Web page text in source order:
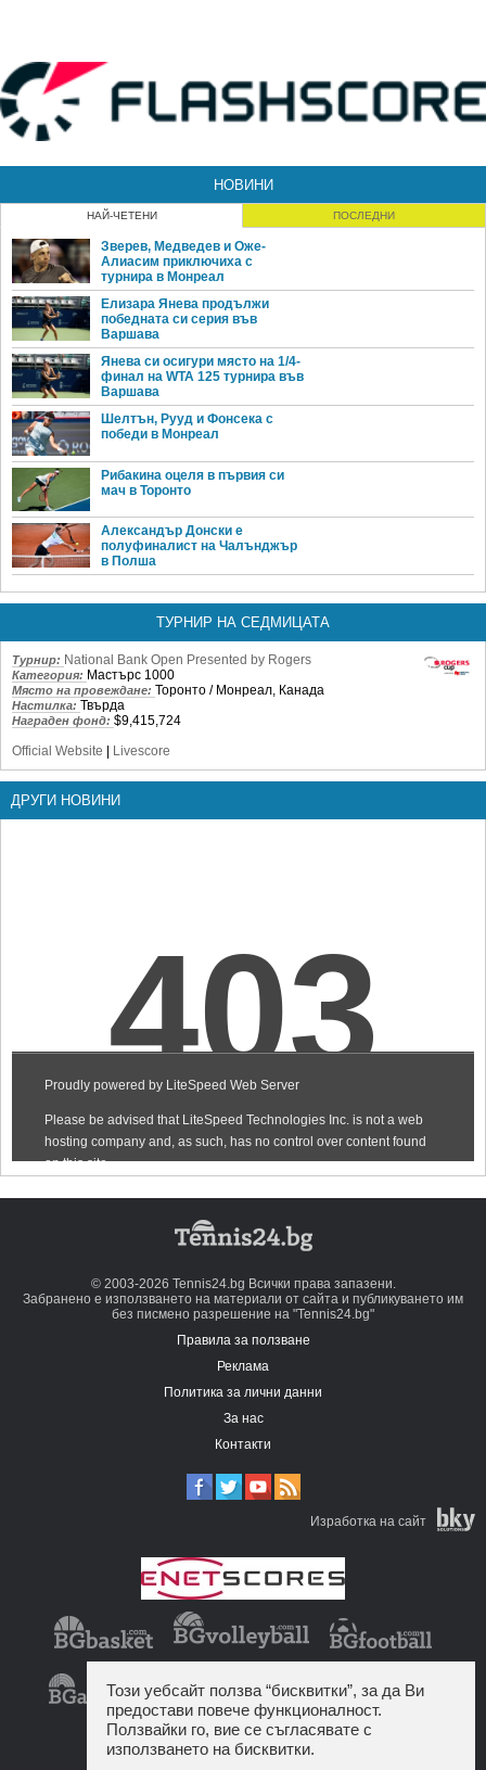
НОВИНИ
НАЙ-ЧЕТЕНИ ПОСЛЕДНИ
Зверев, Медведев и Оже-
Алиасим приключиха с
турнира в Монреал
Елизара Янева продължи
победната си серия във
Варшава
Янева си осигури място на 1/4-
финал на WTA 125 турнира във
Варшава
Шелтън, Рууд и Фонсека с
победи в Монреал
Рибакина оцеля в първия си
мач в Торонто
Александър Донски е
полуфиналист на Чалънджър
в Полша
ТУРНИР НА СЕДМИЦАТА
Турнир: National Bank Open Presented by Rogers
Категория: Мастърс 1000
Място на провеждане: Торонто / Монреал, Канада
Настилка: Твърда
Награден фонд: $9,415,724
Official Website
Livescore
ДРУГИ НОВИНИ
© 2003-2026 Tennis24.bg Всички права запазени.
Забранено е използването на материали от сайта и публикуването им
без писмено разрешение на "Tennis24.bg"
Правила за ползване
Реклама
Политика за лични данни
За нас
Контакти
Изработка на сайт
Този уебсайт ползва “бисквитки”, за да Ви
предостави повече функционалност.
Ползвайки го, вие се съгласявате с
използването на бисквитки.